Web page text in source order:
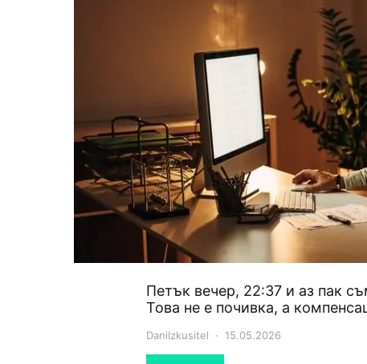
Петък вечер, 22:37 и аз пак
Това не е почивка, а
DaniIzkusitel 15.05.2026